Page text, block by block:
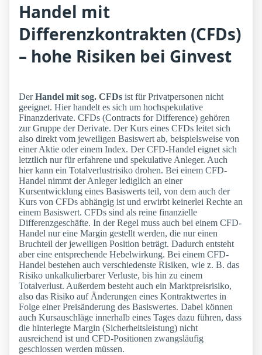
Handel mit
Differenzkontrakten (CFDs)
– hohe Risiken bei Ginvest
DerHandel mit sog. CFDs ist für Privatpersonen nicht
geeignet. Hier handelt es sich um hochspekulative
Finanzderivate. CFDs (Contracts for Difference) gehören
zur Gruppe der Derivate. Der Kurs eines CFDs leitet sich
also direkt vom jeweiligen Basiswert ab, beispielsweise von
einer Aktie oder einem Index. Der CFD-Handel eignet sich
letztlich nur für erfahrene und spekulative Anleger. Auch
hier kann ein Totalverlustrisiko drohen. Bei einem CFD-
Handel nimmt der Anleger lediglich an einer
Kursentwicklung eines Basiswerts teil, von dem auch der
Kurs von CFDs abhängig ist und erwirbt keinerlei Rechte an
einem Basiswert. CFDs sind als reine finanzielle
Differenzgeschäfte. In der Regel muss auch bei einem CFD-
Handel nur eine Margin gestellt werden, die nur einen
Bruchteil der jeweiligen Position beträgt. Dadurch entsteht
aber eine entsprechende Hebelwirkung. Bei einem CFD-
Handel bestehen auch verschiedenste Risiken, wie z. B. das
Risiko unkalkulierbarer Verluste, bis hin zu einem
Totalverlust. Außerdem besteht auch ein Marktpreisrisiko,
also das Risiko auf Änderungen eines Kontraktwertes in
Folge einer Preisänderung des Basiswertes. Dabei können
auch Kursauschläge innerhalb eines Tages dazu führen, dass
die hinterlegte Margin (Sicherheitsleistung) nicht
ausreichend ist und CFD-Positionen zwangsläufig
geschlossen werden müssen.